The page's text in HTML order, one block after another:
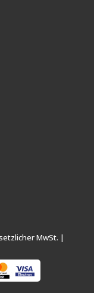
MwSt. |